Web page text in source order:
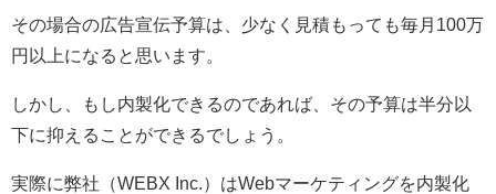
その場合の広告宣伝予算は、少なく見積もっても毎月100万
円以上になると思います。
しかし、もし内製化できるのであれば、その予算は半分以
下に抑えることができるでしょう。
実際に弊社（WEBX Inc.）はWebマーケティングを内製化